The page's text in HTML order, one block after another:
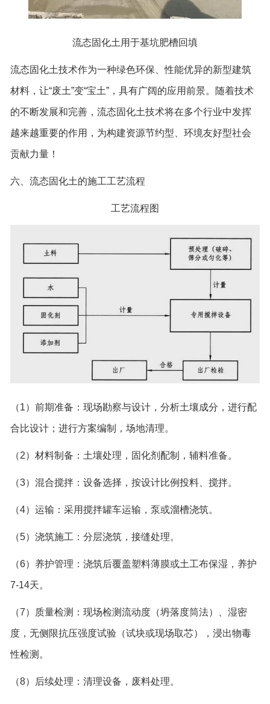
流态固化土用于基坑肥槽回填
流态固化土技术作为一种绿色环保、性能优异的新型建筑
材料，让“废土”变“宝土”，具有广阔的应用前景。随着技术
的不断发展和完善，流态固化土技术将在多个行业中发挥
越来越重要的作用，为构建资源节约型、环境友好型社会
贡献力量！
六、流态固化土的施工工艺流程
工艺流程图
（1）前期准备：现场勘察与设计，分析土壤成分，进行配
合比设计；进行方案编制，场地清理。
（2）材料制备：土壤处理，固化剂配制，辅料准备。
（3）混合搅拌：设备选择，按设计比例投料、搅拌。
（4）运输：采用搅拌罐车运输，泵或溜槽浇筑。
（5）浇筑施工：分层浇筑，接缝处理。
（6）养护管理：浇筑后覆盖塑料薄膜或土工布保湿，养护
7-14天。
（7）质量检测：现场检测流动度（坍落度筒法）、湿密
度，无侧限抗压强度试验（试块或现场取芯），浸出物毒
性检测。
（8）后续处理：清理设备，废料处理。